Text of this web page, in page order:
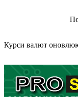
Курси валют